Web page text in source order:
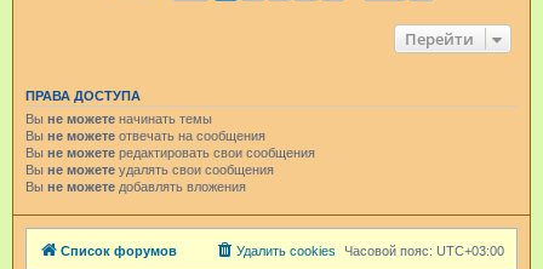
Перейти
ПРАВА ДОСТУПА
Вы не можете начинать темы
Вы не можете отвечать на сообщения
Вы не можете редактировать свои сообщения
Вы не можете удалять свои сообщения
Вы не можете добавлять вложения
Список форумов Часовой пояс: UTC+03:00
Удалить cookies